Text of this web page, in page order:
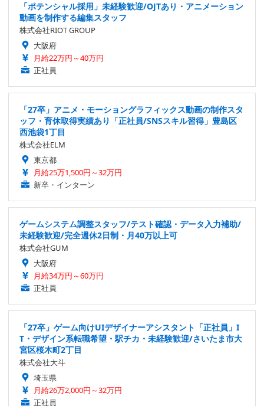
「ポテンシャル採用」未経験歓迎/OJTあり・アニメーション
動画を制作する編集スタッフ
株式会社RIOT GROUP
大阪府
月給22万円～40万円
正社員
「27卒」アニメ・モーショングラフィックス動画の制作スタ
ッフ・育休取得実績あり「正社員/SNSスキル習得」豊島区
西池袋1丁目
株式会社ELM
東京都
月給25万1,500円～32万円
新卒・インターン
ゲームシステム調整スタッフ/テスト確認・データ入力補助/
未経験歓迎/完全週休2日制・月40万以上可
株式会社GUM
大阪府
月給34万円～60万円
正社員
「27卒」ゲーム向けUIデザイナーアシスタント「正社員」I
T・デザイン系転職希望・駅チカ・未経験歓迎/さいたま市大
宮区桜木町2丁目
株式会社大斗
埼玉県
月給26万2,000円～32万円
正社員